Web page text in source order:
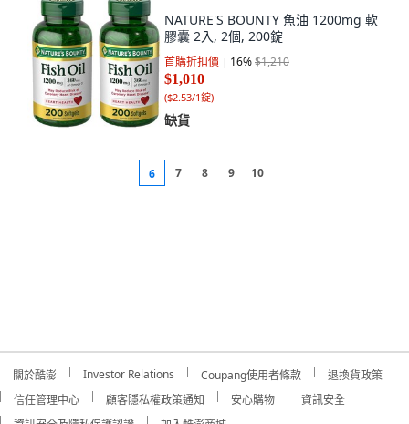
NATURE'S BOUNTY 魚油 1200mg 軟
膠囊 2入, 2個, 200錠
首購折扣價 16%$1,210
$1,010
($2.53/1錠)
缺貨
6 7 8 9 10
關於酷澎 Investor Relations Coupang使用者條款
退換貨政策
信任管理中心
顧客隱私權政策通知 安心購物
資訊安全